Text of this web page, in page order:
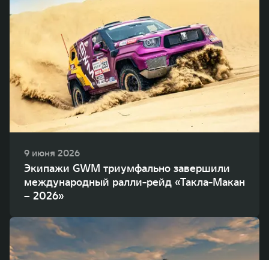
9 июня 2026
Экипажи GWM триумфально завершили
международный ралли-рейд «Такла-Макан
– 2026»